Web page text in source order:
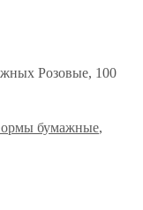
Розовые, 100
бумажные,